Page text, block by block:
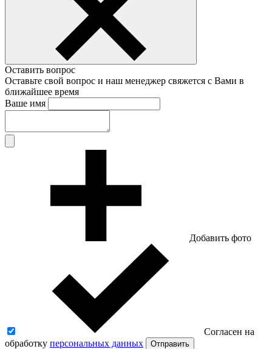
Оставить вопрос
Оставьте свой вопрос и наш менеджер свяжется с Вами в
ближайшее время
Ваше имя
Добавить фото
Согласен на
обработку персональных данных Отправить